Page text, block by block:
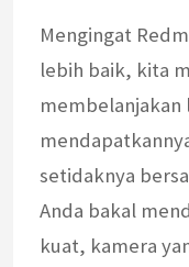
Mengingat
lebih baik, kita
membelanjakan
setidaknya
Anda bakal
kuat, kamera